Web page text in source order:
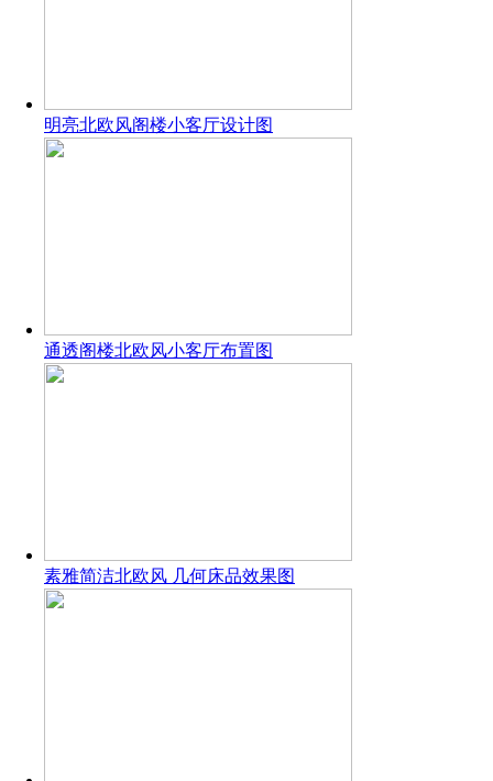
明亮北欧风阁楼小客厅设计图
通透阁楼北欧风小客厅布置图
素雅简洁北欧风 几何床品效果图